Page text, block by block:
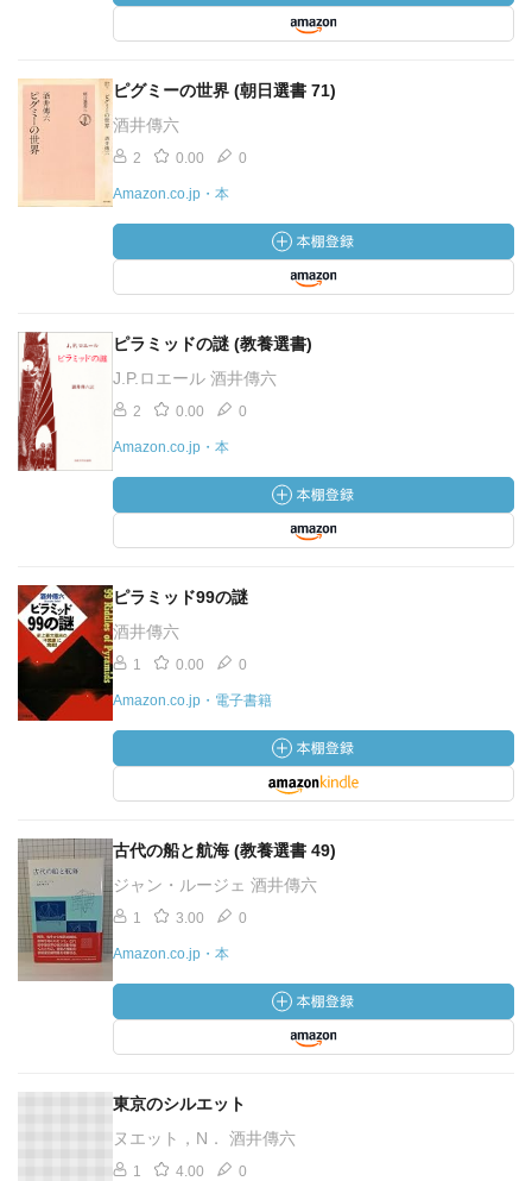
ピグミーの世界 (朝日選書 71)
酒井傳六
2 0.00 0
Amazon.co.jp・本
ピラミッドの謎 (教養選書)
J.P.ロエール 酒井傳六
2 0.00 0
Amazon.co.jp・本
ピラミッド99の謎
酒井傳六
1 0.00 0
Amazon.co.jp・電子書籍
古代の船と航海 (教養選書 49)
ジャン・ルージェ 酒井傳六
1 3.00 0
Amazon.co.jp・本
東京のシルエット
ヌエット，N． 酒井傳六
1 4.00 0